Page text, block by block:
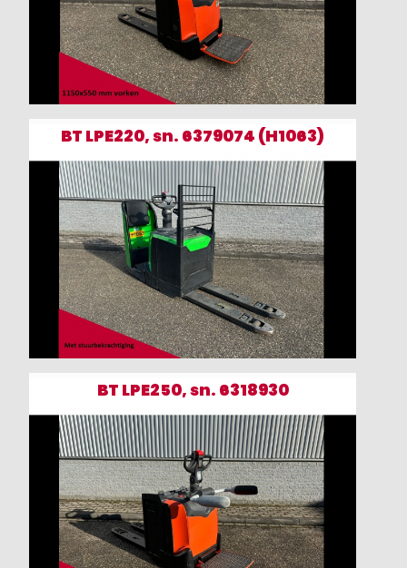
BT LPE220, sn. 6379074 (H1063)
BT LPE250, sn. 6318930